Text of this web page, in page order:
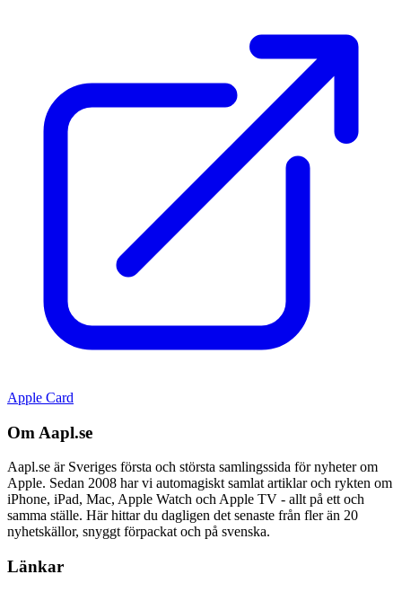
Apple Card
Om Aapl.se
Aapl.se är Sveriges första och största samlingssida för nyheter om
Apple. Sedan 2008 har vi automagiskt samlat artiklar och rykten om
iPhone, iPad, Mac, Apple Watch och Apple TV - allt på ett och
samma ställe. Här hittar du dagligen det senaste från fler än 20
nyhetskällor, snyggt förpackat och på svenska.
Länkar